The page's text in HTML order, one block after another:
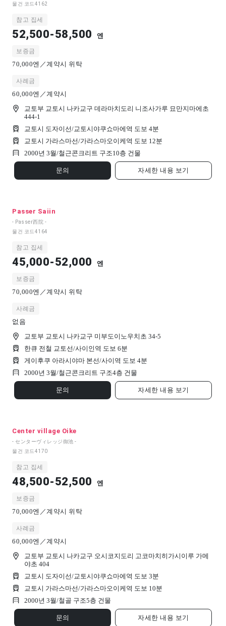
물건 코드 4162
참고 집세
52,500-58,500 엔
보증금
70,000엔／계약시 위탁
사례금
60,000엔／계약시
교토부 교토시 나카교구 데라마치도리 니조사가루 묘만지마에초
444-1
교토시 도자이선/교토시야쿠쇼마에역 도보 4분
교토시 가라스마선/가라스마오이케역 도보 12분
2000년 3월/철근콘크리트 구조10층 건물
문의 자세한 내용 보기
Passer Saiin
- Passer西院 -
물건 코드 4164
참고 집세
45,000-52,000 엔
보증금
70,000엔／계약시 위탁
사례금
없음
교토부 교토시 나카교구 미부도이노우치초 34-5
한큐 전철 교토선/사이인역 도보 6분
게이후쿠 아라시야마 본선/사이역 도보 4분
2000년 3월/철근콘크리트 구조4층 건물
문의 자세한 내용 보기
Center village Oike
- センターヴィレッジ御池 -
물건 코드 4170
참고 집세
48,500-52,500 엔
보증금
70,000엔／계약시 위탁
사례금
60,000엔／계약시
교토부 교토시 나카교구 오시코지도리 고코마치히가시이루 가메
야초 404
교토시 도자이선/교토시야쿠쇼마에역 도보 3분
교토시 가라스마선/가라스마오이케역 도보 10분
2000년 3월/철골 구조5층 건물
문의 자세한 내용 보기